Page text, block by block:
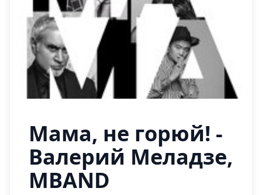
Мама, не горюй! -
Валерий Меладзе,
MBAND